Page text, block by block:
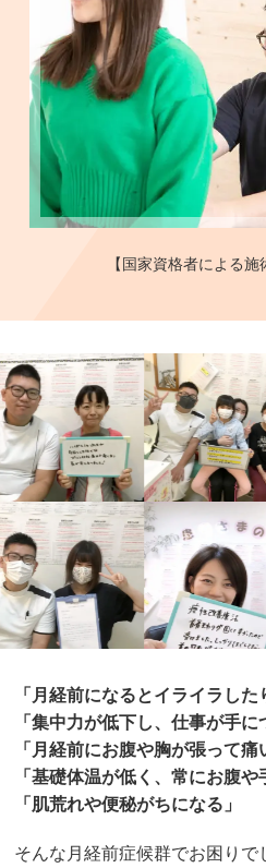
【国家資格者による
「月経前になるとイライラした
「集中力が低下し、仕事が手に
「月経前にお腹や胸が張って痛
「基礎体温が低く、常にお腹や
「肌荒れや便秘がちになる」
そんな月経前症候群でお困り